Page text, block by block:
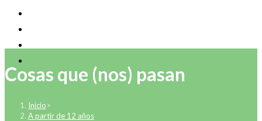
Cosas que (nos) pasan
Inicio>
A partir de 12 años